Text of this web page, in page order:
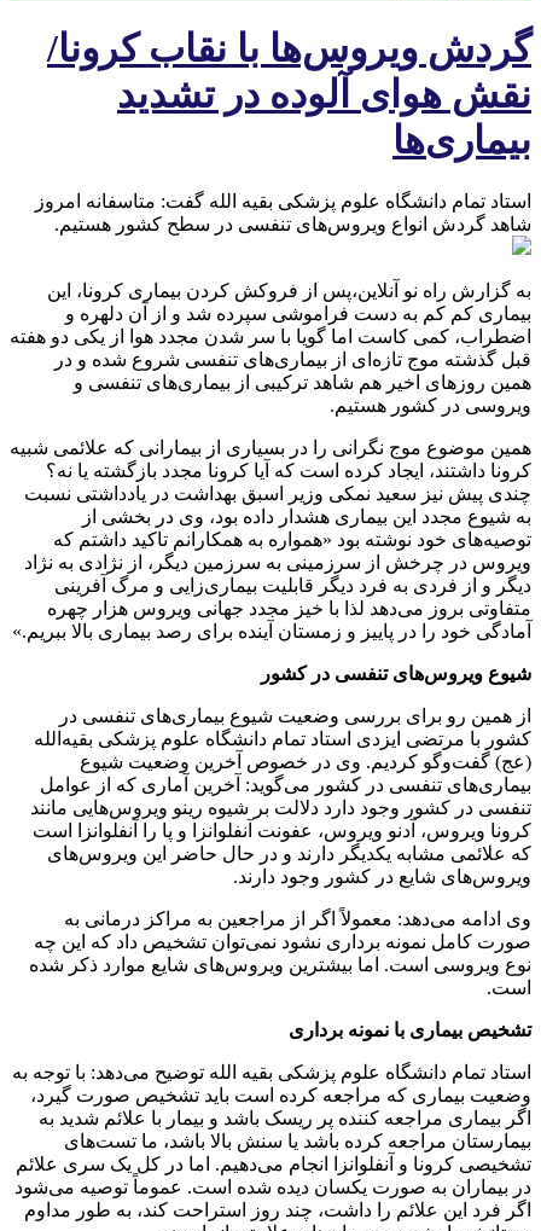
گردش ویروس‌ها با نقاب کرونا/
نقش هوای آلوده در تشدید
بیماری‌ها
استاد تمام دانشگاه علوم پزشکی بقیه الله گفت: متاسفانه امروز
شاهد گردش انواع ویروس‌های تنفسی در سطح کشور هستیم.
به گزارش راه نو آنلاین،پس از فروکش کردن بیماری کرونا، این
بیماری کم کم به دست فراموشی سپرده شد و از آن دلهره و
اضطراب، کمی کاست اما گویا با سر شدن مجدد هوا از یکی دو هفته
قبل گذشته موج تازه‌ای از بیماری‌های تنفسی شروع شده و در
همین روزهای اخیر هم شاهد ترکیبی از بیماری‌های تنفسی و
ویروسی در کشور هستیم.
همین موضوع موج نگرانی را در بسیاری از بیمارانی که علائمی شبیه
کرونا داشتند، ایجاد کرده است که آیا کرونا مجدد بازگشته یا نه؟
چندی پیش نیز سعید نمکی وزیر اسبق بهداشت در یادداشتی نسبت
به شیوع مجدد این بیماری هشدار داده بود، وی در بخشی از
توصیه‌های خود نوشته بود «همواره به همکارانم تاکید داشتم که
ویروس در چرخش از سرزمینی به سرزمین دیگر، از نژادی به نژاد
دیگر و از فردی به فرد دیگر قابلیت بیماری‌زایی و مرگ آفرینی
متفاوتی بروز می‌دهد لذا با خیز مجدد جهانی ویروس هزار چهره
آمادگی خود را در پاییز و زمستان آینده برای رصد بیماری بالا ببریم.»
شیوع ویروس‌های تنفسی در کشور
از همین رو برای بررسی وضعیت شیوع بیماری‌های تنفسی در
کشور با مرتضی ایزدی استاد تمام دانشگاه علوم پزشکی بقیه‌الله
(عج) گفت‌وگو کردیم. وی در خصوص آخرین وضعیت شیوع
بیماری‌های تنفسی در کشور می‌گوید: آخرین آماری که از عوامل
تنفسی در کشور وجود دارد دلالت بر شیوه رینو ویروس‌هایی مانند
کرونا ویروس، آدنو ویروس، عفونت آنفلوانزا و پا را آنفلوانزا است
که علائمی مشابه یکدیگر دارند و در حال حاضر این ویروس‌های
ویروس‌های شایع در کشور وجود دارند.
وی ادامه می‌دهد: معمولاً اگر از مراجعین به مراکز درمانی به
صورت کامل نمونه برداری نشود نمی‌توان تشخیص داد که این چه
نوع ویروسی است. اما بیشترین ویروس‌های شایع موارد ذکر شده
است.
تشخیص بیماری با نمونه برداری
استاد تمام دانشگاه علوم پزشکی بقیه الله توضیح می‌دهد: با توجه به
وضعیت بیماری که مراجعه کرده است باید تشخیص صورت گیرد،
اگر بیماری مراجعه کننده پر ریسک باشد و بیمار با علائم شدید به
بیمارستان مراجعه کرده باشد یا سنش بالا باشد، ما تست‌های
تشخیصی کرونا و آنفلوانزا انجام می‌دهیم. اما در کل یک سری علائم
در بیماران به صورت یکسان دیده شده است. عموماً توصیه می‌شود
اگر فرد این علائم را داشت، چند روز استراحت کند، به طور مداوم